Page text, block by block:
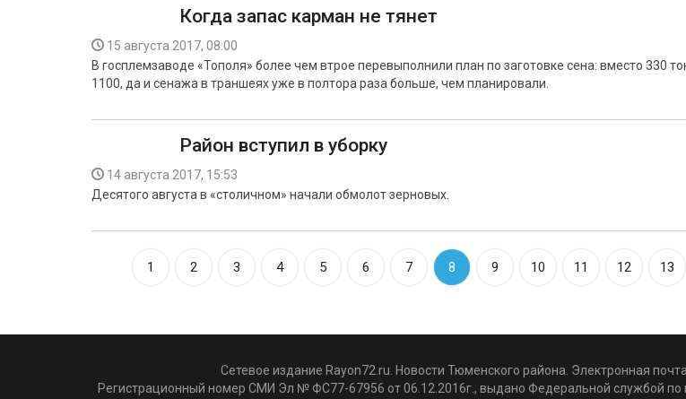
Когда запас карман не тянет
15 августа 2017, 08:00
В госплемзаводе «Тополя» более чем втрое перевыполнили план по заготовке сена: вместо 330
1100, да и сенажа в траншеях уже в полтора раза больше, чем планировали.
Район вступил в уборку
14 августа 2017, 15:53
Десятого августа в «столичном» начали обмолот зерновых.
1 2 3 4 5 6 7 8 9 10 11 12 13
Сетевое издание Rayon72.ru. Новости Тюменского района. Электронная
Регистрационный номер СМИ Эл № ФС77-67956 от 06.12.2016г., выдано Федеральной службой